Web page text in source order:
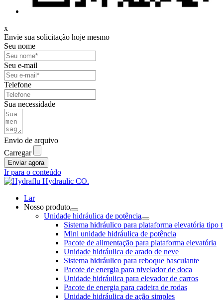
x
Envie sua solicitação hoje mesmo
Seu nome
Seu e-mail
Telefone
Sua necessidade
Envio de arquivo
Carregar
Enviar agora
Ir para o conteúdo
Lar
Nosso produto
Unidade hidráulica de potência
Sistema hidráulico para plataforma elevatória tipo
Mini unidade hidráulica de potência
Pacote de alimentação para plataforma elevatória
Unidade hidráulica de arado de neve
Sistema hidráulico para reboque basculante
Pacote de energia para nivelador de doca
Unidade hidráulica para elevador de carros
Pacote de energia para cadeira de rodas
Unidade hidráulica de ação simples